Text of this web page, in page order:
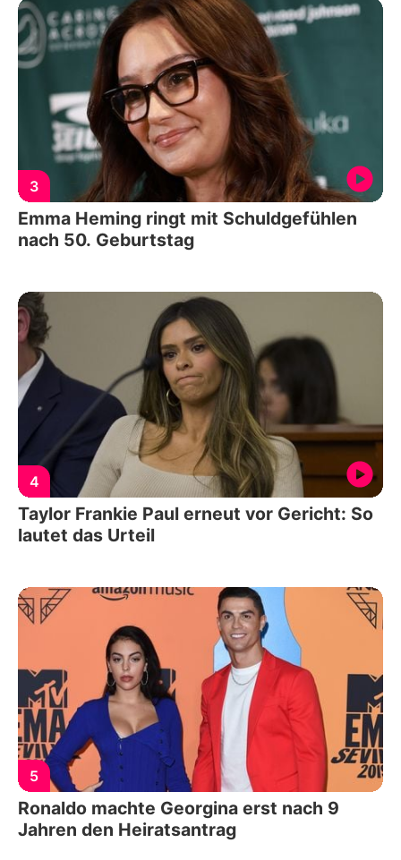
3
Emma Heming ringt mit Schuldgefühlen
nach 50. Geburtstag
4
Taylor Frankie Paul erneut vor Gericht: So
lautet das Urteil
5
Ronaldo machte Georgina erst nach 9
Jahren den Heiratsantrag